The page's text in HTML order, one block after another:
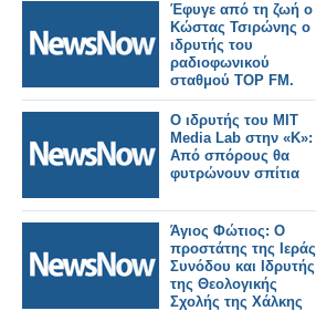
Έφυγε από τη ζωή ο
Κώστας Τσιρώνης ο
ιδρυτής του
ραδιοφωνικού
σταθμού ΤΟP FM.
Ο ιδρυτής του ΜΙΤ
Media Lab στην «Κ»:
Από σπόρους θα
φυτρώνουν σπίτια
Άγιος Φώτιος: Ο
προστάτης της Ιεράς
Συνόδου και Ιδρυτής
της Θεολογικής
Σχολής της Χάλκης